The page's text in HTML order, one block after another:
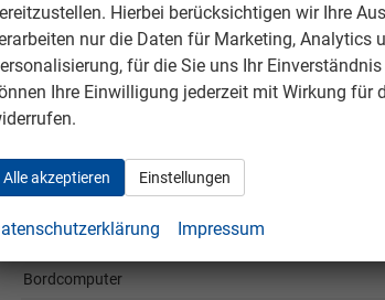
Sitze: Lordosenstütze
Sitze: Verstellbarkeit
Infotainment & Kommunikation
Audioanlage
Soundsystem, Schnittstelle USB, Digitalradio
CarPlay, Touchscreen, TFT Display
Bordcomputer
Hierbei berücksichtigen wir Ihre
nur die Daten für Marketing, Analytics
für die Sie uns Ihr Einverständnis
Ihre Einwilligung jederzeit mit Wirkung für
Alle akzeptieren Einstellungen
Impressum